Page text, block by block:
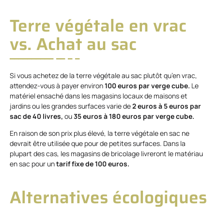
Terre végétale en vrac
vs. Achat au sac
Si vous achetez de la terre végétale au sac plutôt qu’en vrac,
attendez-vous à payer environ100 euros par verge cube. Le
matériel ensaché dans les magasins locaux de maisons et
jardins ou les grandes surfaces varie de2 euros à 5 euros par
sac de 40 livres, ou35 euros à 180 euros par verge cube.
En raison de son prix plus élevé, la terre végétale en sac ne
devrait être utilisée que pour de petites surfaces. Dans la
plupart des cas, les magasins de bricolage livreront le matériau
en sac pour untarif fixe de 100 euros.
Alternatives écologiques